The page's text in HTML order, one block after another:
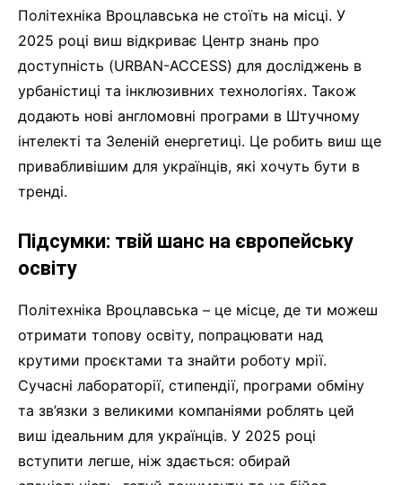
Політехніка Вроцлавська не стоїть на місці. У
2025 році виш відкриває Центр знань про
доступність (URBAN-ACCESS) для досліджень в
урбаністиці та інклюзивних технологіях. Також
додають нові англомовні програми в Штучному
інтелекті та Зеленій енергетиці. Це робить виш ще
привабливішим для українців, які хочуть бути в
тренді.
Підсумки: твій шанс на європейську
освіту
Політехніка Вроцлавська – це місце, де ти можеш
отримати топову освіту, попрацювати над
крутими проєктами та знайти роботу мрії.
Сучасні лабораторії, стипендії, програми обміну
та зв’язки з великими компаніями роблять цей
виш ідеальним для українців. У 2025 році
вступити легше, ніж здається: обирай